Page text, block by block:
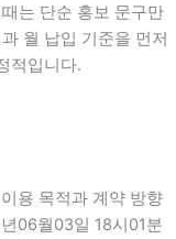
는 단순 홍보 문구만
월 납입 기준을 먼저
적입니다.
용 목적과 계약 방향
06월03일 18시01분